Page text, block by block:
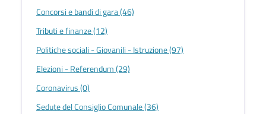
Concorsi e bandi di gara (46)
Tributi e finanze (12)
Politiche sociali - Giovanili - Istruzione (97)
Elezioni - Referendum (29)
Coronavirus (0)
Sedute del Consiglio Comunale (36)